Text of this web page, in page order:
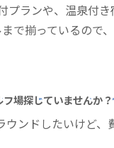
プランや、温泉付
で揃っているので
フ場探していませんか？
ウンドしたいけど、